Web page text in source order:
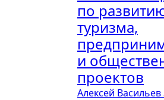
по
туризма,
и
проектов
Алексей Васильев